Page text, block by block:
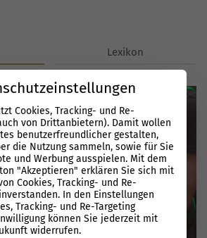
Lexikon
Cookies, Tracking- und Re-
von Drittanbietern). Damit wollen
benutzerfreundlicher gestalten,
die Nutzung sammeln, sowie für Sie
und Werbung ausspielen. Mit dem
"Akzeptieren" erklären Sie sich mit
Cookies, Tracking- und Re-
In den Einstellungen
Tracking- und Re-Targeting
können Sie jederzeit mit
widerrufen.